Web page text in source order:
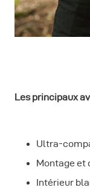
Les principaux
Ultra-
Montage et
Intérieur